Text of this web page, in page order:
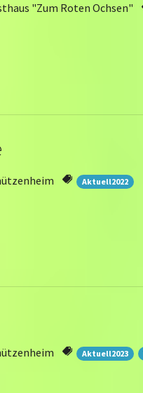
"Zum Roten Ochsen"
Aktuell2022
Aktuell2023